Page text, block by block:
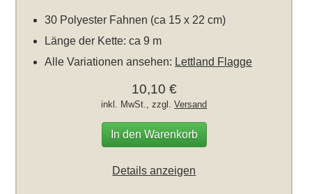
30 Polyester Fahnen (ca 15 x 22 cm)
Länge der Kette: ca 9 m
Alle Variationen ansehen: Lettland Flagge
10,10 €
inkl. MwSt., zzgl.Versand
In den Warenkorb
Details anzeigen